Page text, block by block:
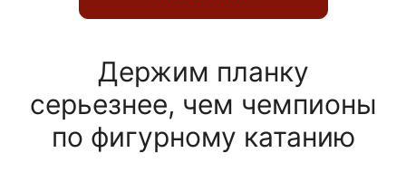
Держим планку
серьезнее, чем чемпионы
по фигурному катанию